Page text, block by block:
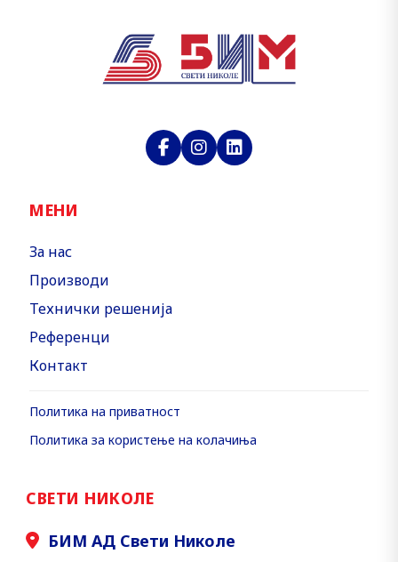
МЕНИ
За нас
Производи
Технички решенија
Референци
Контакт
Политика на приватност
Политика за користење на колачиња
СВЕТИ НИКОЛЕ
БИМ АД Свети Николе